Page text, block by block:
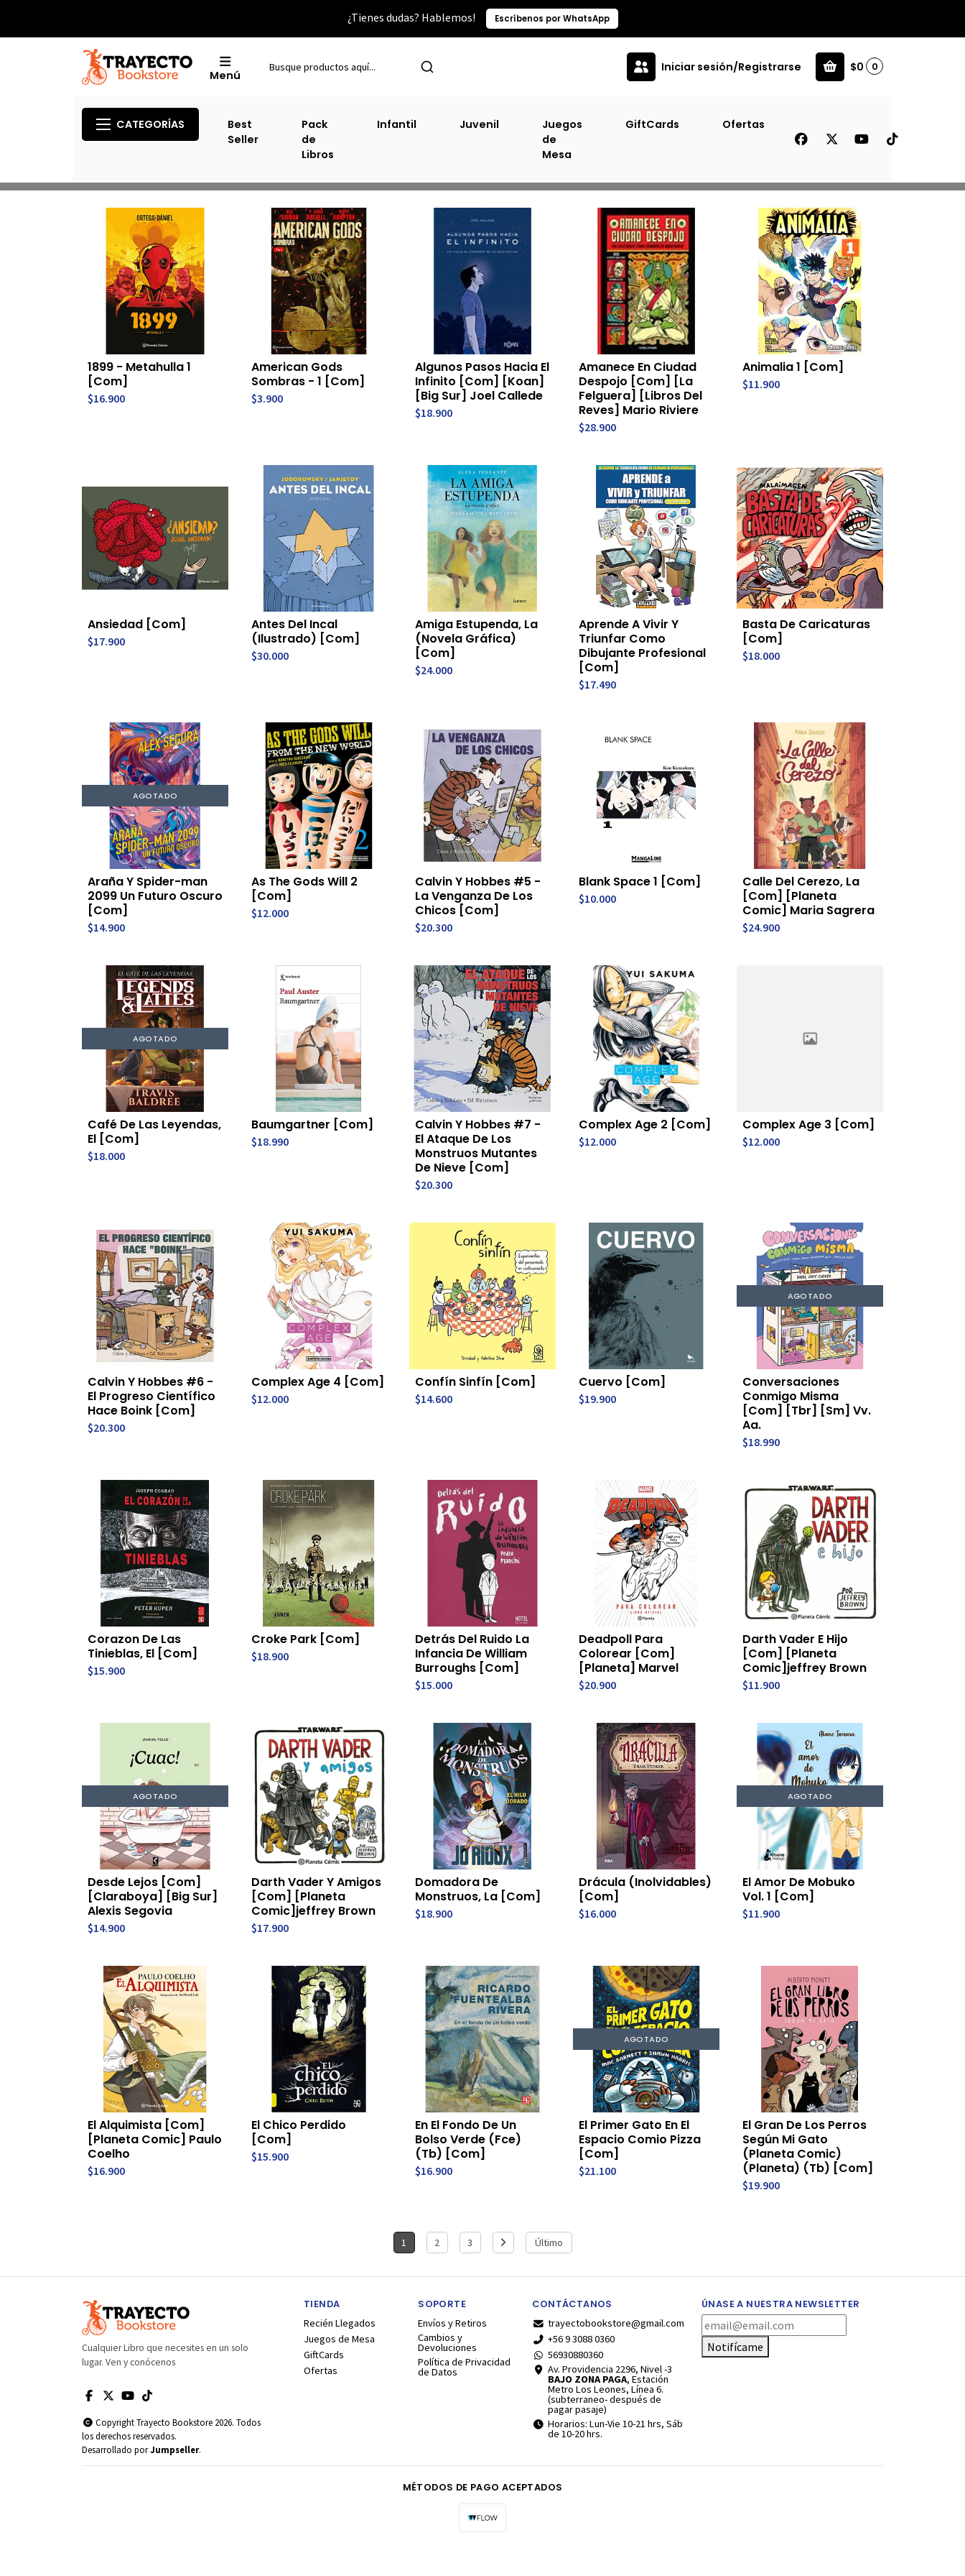
¿Tienes dudas? Hablemos! Escríbenos por WhatsApp
Menú
Iniciar sesión/Registrarse $0 0
CATEGORÍAS
Best
Seller
Pack
de
Libros
Infantil Juvenil
Juegos
de
Mesa
GiftCards Ofertas
1899 - Metahulla 1
[Com]
$16.900
American Gods
Sombras - 1 [Com]
$3.900
Algunos Pasos Hacia El
Infinito [Com] [Koan]
[Big Sur] Joel Callede
$18.900
Amanece En Ciudad
Despojo [Com] [La
Felguera] [Libros Del
Reves] Mario Riviere
$28.900
Animalia 1 [Com]
$11.900
Ansiedad [Com]
$17.900
Antes Del Incal
(Ilustrado) [Com]
$30.000
Amiga Estupenda, La
(Novela Gráfica)
[Com]
$24.000
Aprende A Vivir Y
Triunfar Como
Dibujante Profesional
[Com]
$17.490
Basta De Caricaturas
[Com]
$18.000
AGOTADO
Araña Y Spider-man
2099 Un Futuro Oscuro
[Com]
$14.900
As The Gods Will 2
[Com]
$12.000
Calvin Y Hobbes #5 -
La Venganza De Los
Chicos [Com]
$20.300
Blank Space 1 [Com]
$10.000
Calle Del Cerezo, La
[Com] [Planeta
Comic] Maria Sagrera
$24.900
AGOTADO
Café De Las Leyendas,
El [Com]
$18.000
Baumgartner [Com]
$18.990
Calvin Y Hobbes #7 -
El Ataque De Los
Monstruos Mutantes
De Nieve [Com]
$20.300
Complex Age 2 [Com]
$12.000
Complex Age 3 [Com]
$12.000
Calvin Y Hobbes #6 -
El Progreso Científico
Hace Boink [Com]
$20.300
Complex Age 4 [Com]
$12.000
Confín Sinfín [Com]
$14.600
Cuervo [Com]
$19.900
AGOTADO
Conversaciones
Conmigo Misma
[Com] [Tbr] [Sm] Vv.
Aa.
$18.990
Corazon De Las
Tinieblas, El [Com]
$15.900
Croke Park [Com]
$18.900
Detrás Del Ruido La
Infancia De William
Burroughs [Com]
$15.000
Deadpoll Para
Colorear [Com]
[Planeta] Marvel
$20.900
Darth Vader E Hijo
[Com] [Planeta
Comic]jeffrey Brown
$11.900
AGOTADO
Desde Lejos [Com]
[Claraboya] [Big Sur]
Alexis Segovia
$14.900
Darth Vader Y Amigos
[Com] [Planeta
Comic]jeffrey Brown
$17.900
Domadora De
Monstruos, La [Com]
$18.900
Drácula (Inolvidables)
[Com]
$16.000
AGOTADO
El Amor De Mobuko
Vol. 1 [Com]
$11.900
El Alquimista [Com]
[Planeta Comic] Paulo
Coelho
$16.900
El Chico Perdido
[Com]
$15.900
En El Fondo De Un
Bolso Verde (Fce)
(Tb) [Com]
$16.900
AGOTADO
El Primer Gato En El
Espacio Comio Pizza
[Com]
$21.100
El Gran De Los Perros
Según Mi Gato
(Planeta Comic)
(Planeta) (Tb) [Com]
$19.900
1 2 3 Último
Cualquier Libro que necesites en un solo
lugar. Ven y conócenos
Copyright Trayecto Bookstore 2026. Todos
los derechos reservados.
Desarrollado porJumpseller.
TIENDA
Recién Llegados
Juegos de Mesa
GiftCards
Ofertas
SOPORTE
Envíos y Retiros
Cambios y
Devoluciones
Política de Privacidad
de Datos
CONTÁCTANOS
trayectobookstore@gmail.com
+56 9 3088 0360
56930880360
Av. Providencia 2296, Nivel -3
BAJO ZONA PAGA, Estación
Metro Los Leones, Línea 6.
(subterraneo- después de
pagar pasaje)
Horarios: Lun-Vie 10-21 hrs, Sáb
de 10-20 hrs.
ÚNASE A NUESTRA NEWSLETTER
Notifícame
MÉTODOS DE PAGO ACEPTADOS